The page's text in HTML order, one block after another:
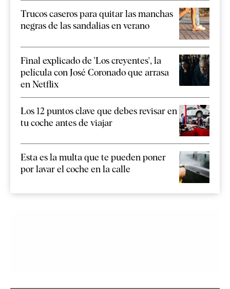
Trucos caseros para quitar las manchas
negras de las sandalias en verano
Final explicado de 'Los creyentes', la
película con José Coronado que arrasa
en Netflix
Los 12 puntos clave que debes revisar en
tu coche antes de viajar
Esta es la multa que te pueden poner
por lavar el coche en la calle